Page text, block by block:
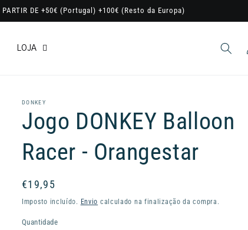
DE +50€ (Portugal) +100€ (Resto da Europa)
LOJA
DONKEY
Jogo DONKEY Balloon
Racer - Orangestar
Preço
normal
€19,95
Imposto incluído. Envio calculado na finalização da compra.
Quantidade